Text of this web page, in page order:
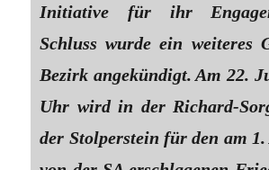
Initiative für ihr
Schluss wurde ein weiteres
Bezirk angekündigt. Am 22.
Uhr wird in der Richard-
der Stolperstein für den am 1.